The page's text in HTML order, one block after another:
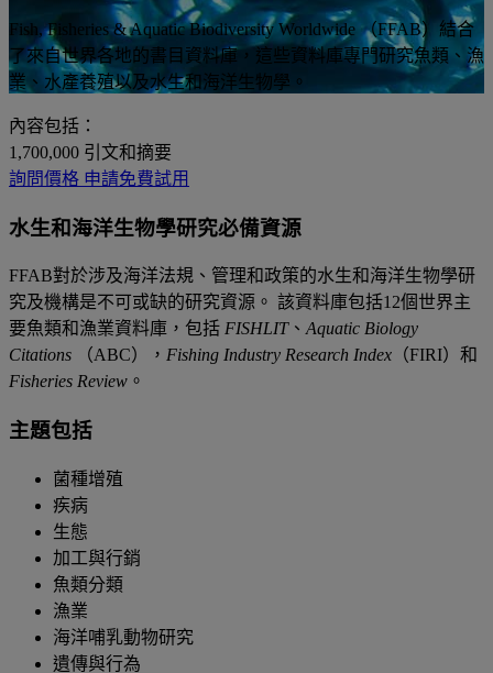
Fish, Fisheries & Aquatic Biodiversity Worldwide （FFAB）結合
了來自世界各地的書目資料庫，這些資料庫專門研究魚類、漁
業、水產養殖以及水生和海洋生物學。
內容包括：
1,700,000 引文和摘要
詢問價格 申請免費試用
水生和海洋生物學研究必備資源
FFAB對於涉及海洋法規、管理和政策的水生和海洋生物學研
究及機構是不可或缺的研究資源。 該資料庫包括12個世界主
要魚類和漁業資料庫，包括 FISHLIT、 Aquatic Biology
Citations
（ABC）， Fishing Industry Research Index （FIRI）和
Fisheries Review 。
主題包括
菌種增殖
疾病
生態
加工與行銷
魚類分類
漁業
海洋哺乳動物研究
遺傳與行為